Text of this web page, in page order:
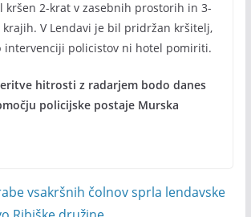
kršen 2-krat v zasebnih prostorih in 3-
V Lendavi je bil pridržan kršitelj,
intervenciji policistov ni hotel pomiriti.
hitrosti z radarjem bodo danes
policijske postaje Murska
vsakršnih čolnov sprla lendavske